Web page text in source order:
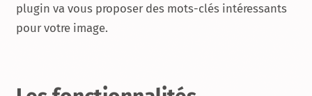
plugin va vous proposer des mots-clés intéressants
pour votre image.